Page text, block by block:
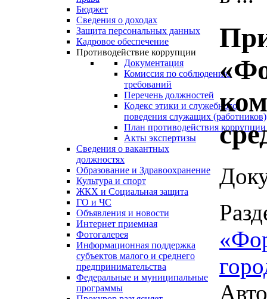
Бюджет
Сведения о доходах
Защита персональных данных
Кадровое обеспечение
Противодействие коррупции
Документация
Комиссия по соблюдению
требований
Перечень должностей
Кодекс этики и служебного
поведения служащих (работников)
План противодействия коррупции
Акты экспертизы
Сведения о вакантных
должностях
Образование и Здравоохранение
Культура и спорт
ЖКХ и Социальная защита
ГО и ЧС
Объявления и новости
Интернет приемная
Фотогалерея
Информационная поддержка
субъектов малого и среднего
предпринимательства
Федеральные и муниципальные
программы